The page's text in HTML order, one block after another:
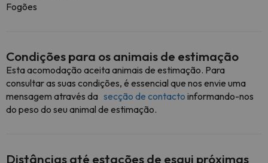
Fogões
Condições para os animais de estimação
Esta acomodação aceita animais de estimação. Para
consultar as suas condições, é essencial que nos envie uma
mensagem através da secção de contacto informando-nos
do peso do seu animal de estimação.
Distâncias até estações de esqui próximas